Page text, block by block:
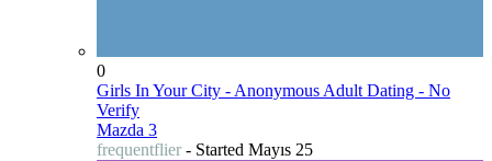
0
Girls In Your City - Anonymous Adult Dating - No
Verify
Mazda 3
frequentflier - Started Mayıs 25